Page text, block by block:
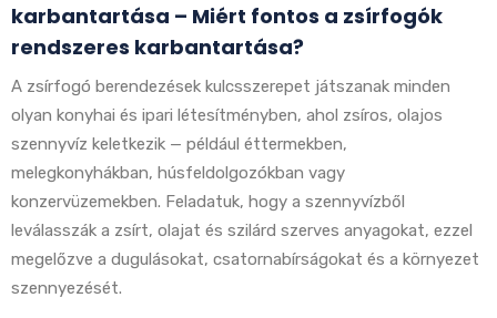
karbantartása – Miért fontos a zsírfogók
rendszeres karbantartása?
A zsírfogó berendezések kulcsszerepet játszanak minden
olyan konyhai és ipari létesítményben, ahol zsíros, olajos
szennyvíz keletkezik — például éttermekben,
melegkonyhákban, húsfeldolgozókban vagy
konzervüzemekben. Feladatuk, hogy a szennyvízből
leválasszák a zsírt, olajat és szilárd szerves anyagokat, ezzel
megelőzve a dugulásokat, csatornabírságokat és a környezet
szennyezését.